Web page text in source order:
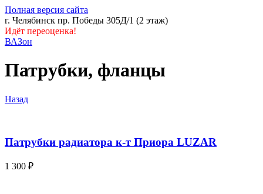
Полная версия сайта
г. Челябинск пр. Победы 305Д/1 (2 этаж)
Идёт переоценка!
ВАЗон
Патрубки, фланцы
Назад
Патрубки радиатора к-т Приора LUZAR
1 300 ₽